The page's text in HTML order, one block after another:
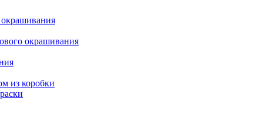
окрашивания
окрашивания
из коробки